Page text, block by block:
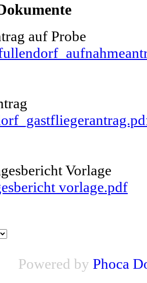
auf Probe
Vorlage
vorlage.pdf
Powered by Phoca